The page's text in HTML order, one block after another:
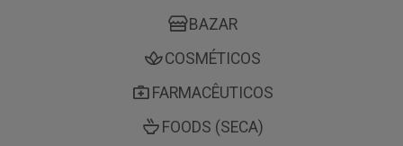
BAZAR
COSMÉTICOS
FARMACÊUTICOS
FOODS (SECA)